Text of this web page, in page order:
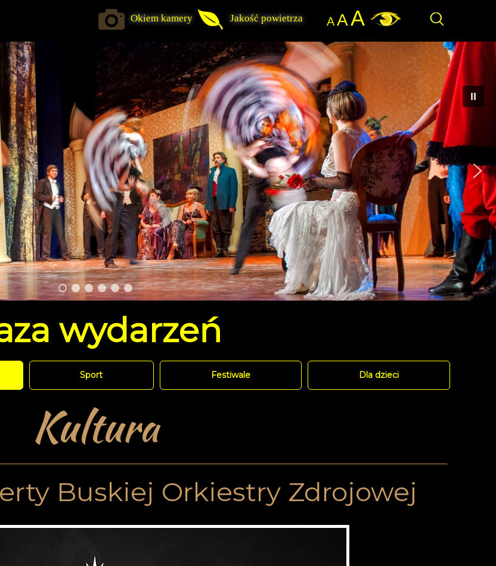
Okiem kamery Jakość powietrza AAA
wydarzeń
Sport Festiwale Dla dzieci
Kultura
Buskiej Orkiestry Zdrojowej